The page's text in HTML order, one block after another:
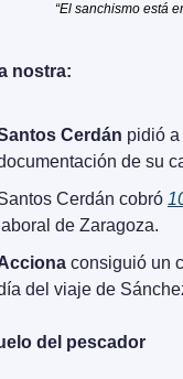
“El sanchismo está
nostra:
Cerdán pidió a
de su
Cerdán cobró
de Zaragoza.
consiguió un
del viaje de
del pescador